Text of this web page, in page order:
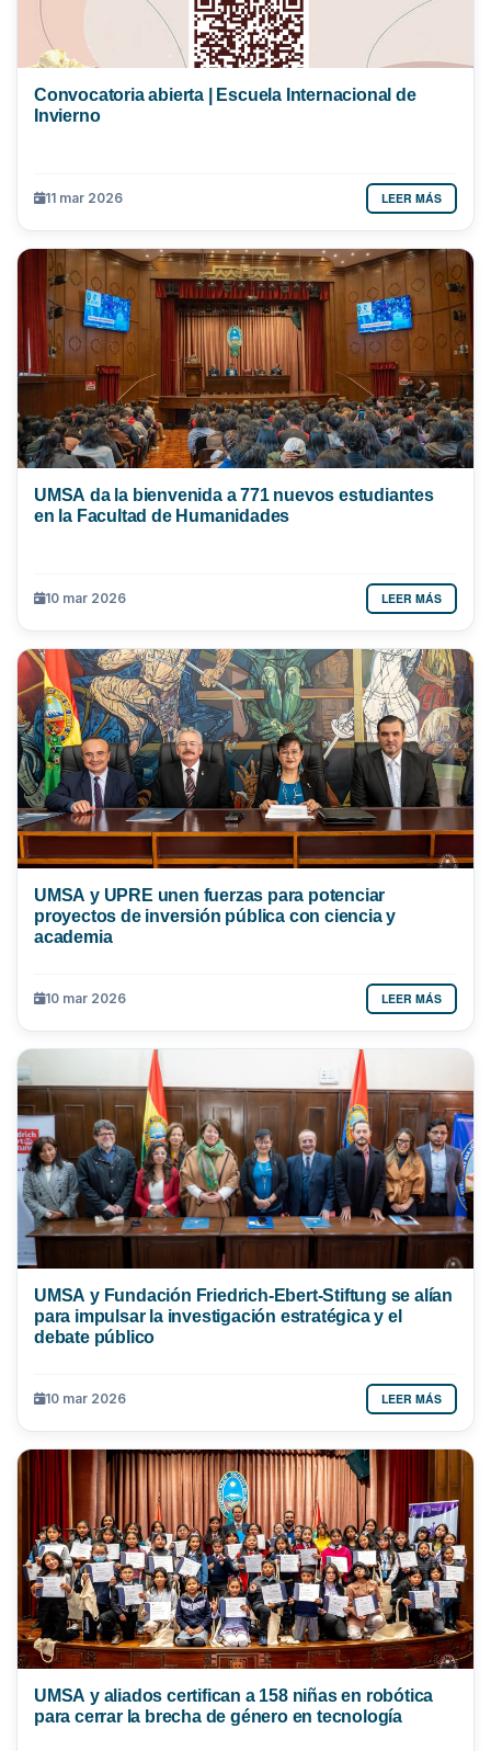
Convocatoria abierta | Escuela Internacional de
Invierno
11 mar 2026 LEER MÁS
UMSA da la bienvenida a 771 nuevos estudiantes
en la Facultad de Humanidades
10 mar 2026 LEER MÁS
UMSA y UPRE unen fuerzas para potenciar
proyectos de inversión pública con ciencia y
academia
10 mar 2026 LEER MÁS
UMSA y Fundación Friedrich-Ebert-Stiftung se alían
para impulsar la investigación estratégica y el
debate público
10 mar 2026 LEER MÁS
UMSA y aliados certifican a 158 niñas en robótica
para cerrar la brecha de género en tecnología